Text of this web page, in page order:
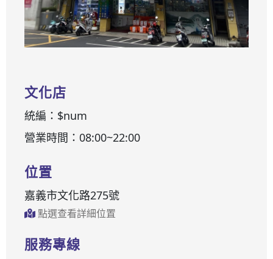
文化店
統編：$num
營業時間：08:00~22:00
位置
嘉義市文化路275號
點選查看詳細位置
服務專線